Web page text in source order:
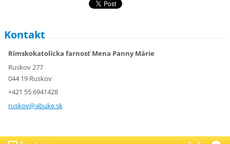
Kontakt
Rímskokatolícka farnosť Mena Panny Márie
Ruskov 277
044 19 Ruskov
+421 55 6941428
ruskov@abuke.sk